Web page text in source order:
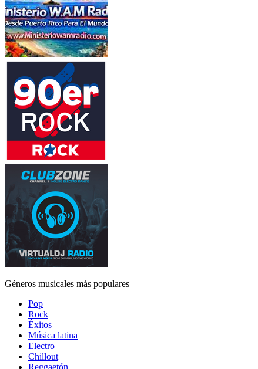
Géneros musicales más populares
Pop
Rock
Éxitos
Música latina
Electro
Chillout